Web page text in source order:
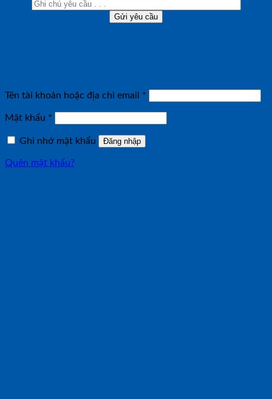
Tên tài khoản hoặc địa chỉ email *
Mật khẩu *
Ghi nhớ mật khẩu
Đăng nhập
Quên mật khẩu?